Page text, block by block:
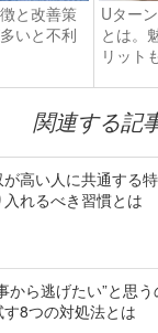
と改善策
いと不利
Uター
とは。
リット
関連する記
が高い人に共通する
入れるべき習慣とは
から逃げたい”と思
す8つの対処法とは